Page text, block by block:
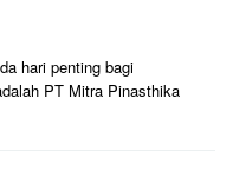
hari penting bagi
PT Mitra Pinasthika